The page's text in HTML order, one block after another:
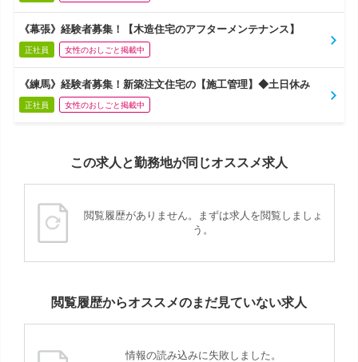
《幕張》経験者募集！【木造住宅のアフターメンテナンス】
正社員 女性のおしごと掲載中
《練馬》経験者募集！新築注文住宅の【施工管理】◆土日休み
正社員 女性のおしごと掲載中
この求人と勤務地が同じオススメ求人
閲覧履歴がありません。まずは求人を閲覧しましょ
う。
閲覧履歴からオススメのまだ見ていない求人
情報の読み込みに失敗しました。